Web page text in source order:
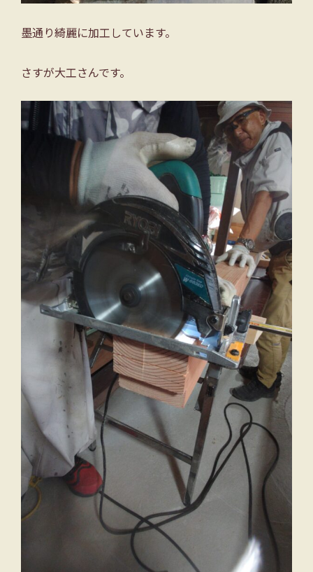
墨通り綺麗に加工しています。
さすが大工さんです。